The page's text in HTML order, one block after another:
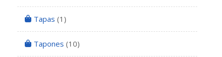
Tapas (1)
Tapones (10)